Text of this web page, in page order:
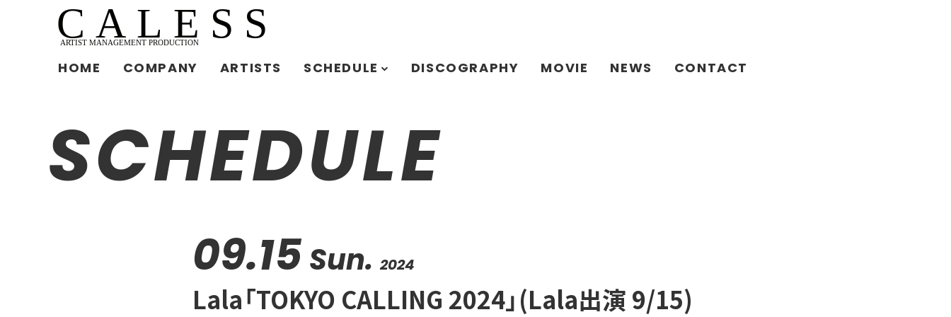
HOME COMPANY ARTISTS SCHEDULE DISCOGRAPHY MOVIE NEWS CONTACT
SCHEDULE
09.15Sun. 2024
Lala「TOKYO CALLING 2024」(Lala出演 9/15)